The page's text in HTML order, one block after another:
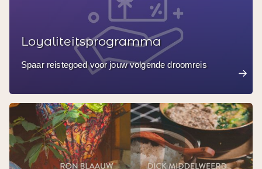
Loyaliteitsprogramma
Spaar reistegoed voor jouw volgende droomreis